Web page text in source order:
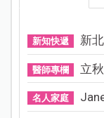
新知快遞 新
醫師專欄 立
名人家庭